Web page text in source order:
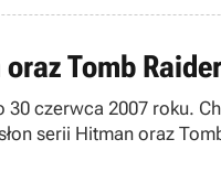
Tomb Raider
czerwca 2007 roku.
serii Hitman oraz